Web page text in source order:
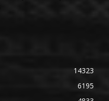
14323
6195